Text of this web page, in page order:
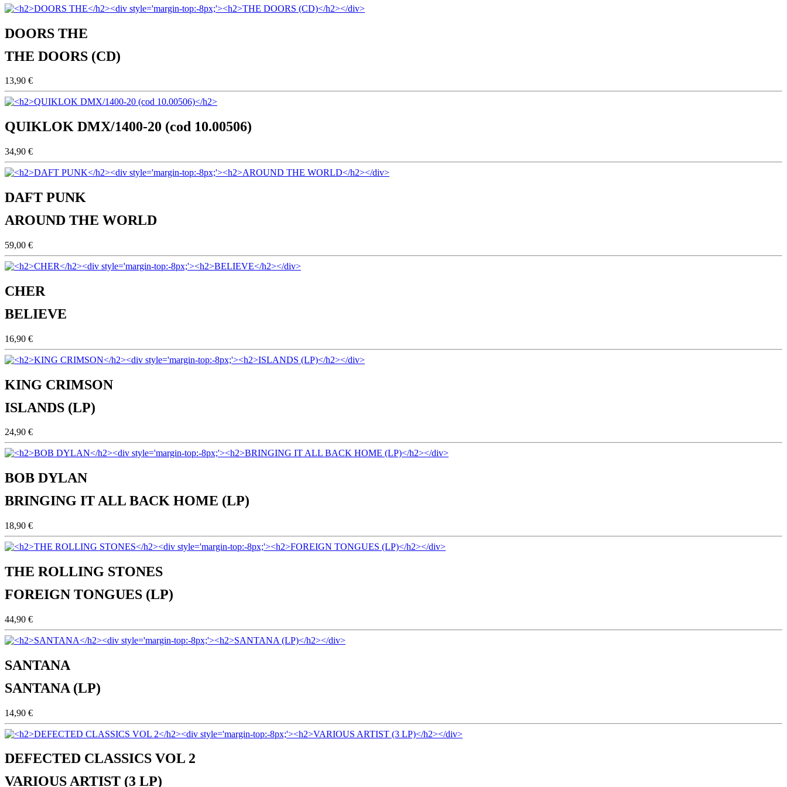
DOORS THE
THE DOORS (CD)
13,90 €
QUIKLOK DMX/1400-20 (cod 10.00506)
34,90 €
DAFT PUNK
AROUND THE WORLD
59,00 €
CHER
BELIEVE
16,90 €
KING CRIMSON
ISLANDS (LP)
24,90 €
BOB DYLAN
BRINGING IT ALL BACK HOME (LP)
18,90 €
THE ROLLING STONES
FOREIGN TONGUES (LP)
44,90 €
SANTANA
SANTANA (LP)
14,90 €
DEFECTED CLASSICS VOL 2
VARIOUS ARTIST (3 LP)